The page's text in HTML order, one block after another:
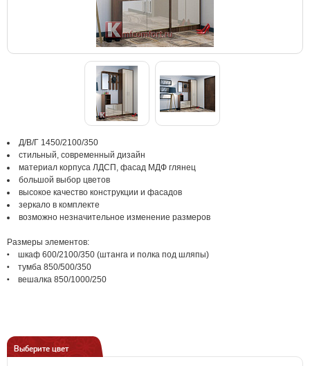
Д/В/Г 1450/2100/350
стильный, современный дизайн
материал корпуса ЛДСП, фасад МДФ глянец
большой выбор цветов
высокое качество конструкции и фасадов
зеркало в комплекте
возможно незначительное изменение размеров
Размеры элементов:
шкаф 600/2100/350 (штанга и полка под шляпы)
тумба 850/500/350
вешалка 850/1000/250
Выберите цвет